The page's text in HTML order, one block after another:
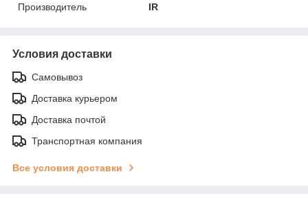
Производитель
IR
Условия доставки
Самовывоз
Доставка курьером
Доставка почтой
Транспортная компания
Все условия доставки